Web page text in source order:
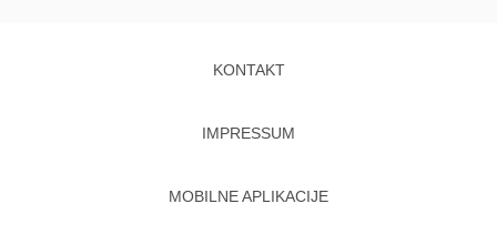
KONTAKT
IMPRESSUM
MOBILNE APLIKACIJE